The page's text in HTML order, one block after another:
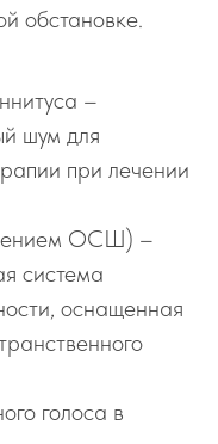
обстановке.
–
шум для
при лечении
ОСШ) –
система
оснащенная
голоса в